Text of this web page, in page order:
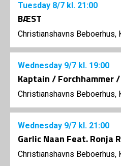
Tuesday 8/7 kl. 21:00
BÆST
Christianshavns Beboerhus,
Wednesday 9/7 kl. 19:00
Kaptain / Forchhammer
Christianshavns Beboerhus,
Wednesday 9/7 kl. 21:00
Garlic Naan Feat. Ronja
Christianshavns Beboerhus,